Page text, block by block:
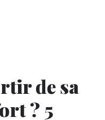
de sa
? 5